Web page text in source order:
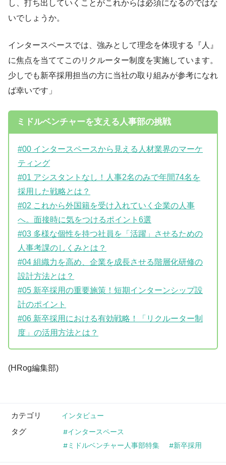
し、打ち出していくことがこれからは必須になるのではな
いでしょうか。
インタースペースでは、強みとして理念を体現する『人』
に焦点を当ててこのリクルーター制度を実施しています。
少しでも新卒採用担当の方に当社の取り組みが参考になれ
ば幸いです」
ミドルベンチャーを支える人事部の挑戦
#00 インタースペースから見える人材業界のマーケ
ティング
#01 アシスタントなし！人事2名のみで年間74名を
採用した戦略とは？
#02 これから外国籍を受け入れていく企業の人事
へ。面接時に気をつけるポイント6選
#03 多様な個性を持つ社員を「活躍」させるための
人事考課のしくみとは？
#04 組織力を高め、企業を成長させる階層化研修の
設計方法とは？
#05 新卒採用の重要施策！短期インターンシップ設
計のポイント
#06 新卒採用における有効戦略！「リクルーター制
度」の活用方法とは？
(HRog編集部)
カテゴリ インタビュー
タグ
インタースペース
ミドルベンチャー人事部特集
新卒採用